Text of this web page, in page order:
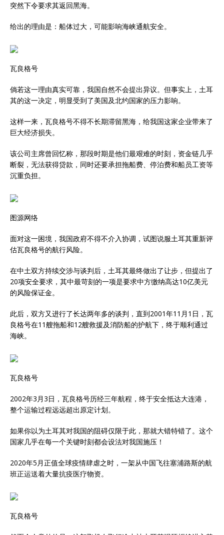
突然下令要求其返回黑海。
给出的理由是：船体过大，可能影响海峡通航安全。
瓦良格号
倘若这一理由真实可靠，我国自然不会提出异议。但事实上，土耳
其的这一决定，明显受到了美国及北约国家的压力影响。
这样一来，瓦良格号不得不长期滞留黑海，给我国这家企业带来了
巨大经济损失。
该公司主席曾回忆称，那段时期是他们最艰难的时刻，资金链几乎
断裂，无法获得贷款，同时还要承担拖船费、停泊费和船员工资等
沉重负担。
图源网络
面对这一困境，我国政府不得不介入协调，试图说服土耳其重新评
估瓦良格号的航行风险。
在中土双方持续交涉与谈判后，土耳其最终做出了让步，但提出了
20项安全要求，其中最苛刻的一项是要求中方缴纳高达10亿美元
的风险保证金。
此后，双方又进行了长达两年多的谈判，直到2001年11月1日，瓦
良格号在11艘拖船和12艘救援及消防船的护航下，终于顺利通过
海峡。
瓦良格号
2002年3月3日，瓦良格号历经三年航程，终于安全抵达大连港，
整个运输过程远远超出原定计划。
如果你以为土耳其对我国的阻碍仅限于此，那就大错特错了。这个
国家几乎在每一个关键时刻都会设法对我国施压！
2020年5月正值全球疫情肆虐之时，一架从中国飞往塞浦路斯的航
班正运送着大量抗疫医疗物资。
瓦良格号